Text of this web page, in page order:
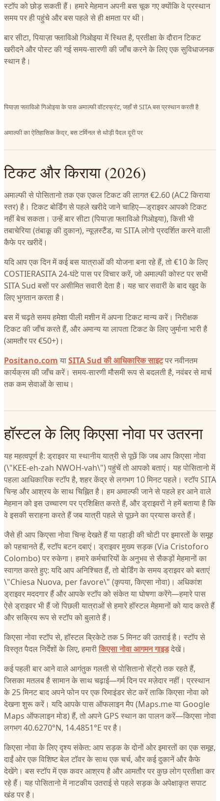
स्टॉप को छोड़ सकती हैं। हमारे मेहमान अपनी बस चूक गए क्योंकि वे प्रस्थान
समय पर ही पहुंचे और बस पहले से ही क्षमता पर थी।
बार सीटा, पियाज़ा फ्लाविओ गिओइया में स्थित है, प्रतीक्षा के दौरान टिकट
खरीदने और पोस्ट की गई समय-सारणी की जाँच करने के लिए एक सुविधाजनक
स्थान है।
पियाज़ा फ्लाविओ गिओइया के पास अमाल्फी वॉटरफ्रंट, जहाँ से SITA बस प्रस्थान करती है
अमाल्फी का ऐतिहासिक केंद्र, बस टर्मिनल से थोड़ी पैदल दूरी पर
टिकट और किराया (2026)
अमाल्फी से पोसितानो तक एक एकल टिकट की लागत €2.60 (AC2 किराया
स्तर) है। टिकट बोर्डिंग से पहले खरीदे जाने चाहिए—ड्राइवर आपको टिकट
नहीं बेच सकता। उन्हें बार सीटा (पियाज़ा फ्लाविओ गिओइया), किसी भी
तबाचेरिया (तंबाकू की दुकान), न्यूज़स्टैंड, या SITA लोगो प्रदर्शित करने वाली
कैफे पर खरीदें।
यदि आप एक दिन में कई बस यात्राओं की योजना बना रहे हैं, तो €10 के लिए
COSTIERASITA 24-घंटे पास पर विचार करें, जो अमाल्फी कोस्ट पर सभी
SITA Sud बसों पर असीमित सवारी देता है। यह चार सवारी के बाद खुद के
लिए भुगतान करता है।
बस में चढ़ते समय हमेशा पीली मशीन में अपना टिकट मान्य करें। निरीक्षक
टिकट की जाँच करते हैं, और अमान्य या लापता टिकट के लिए जुर्माना भारी है
(आमतौर पर €50+)।
Positano.com याSITA Sud की आधिकारिक साइटपर नवीनतम
कार्यक्रम की जाँच करें। समय-सारणी मौसमी रूप से बदलती है, नवंबर से मार्च
तक कम सेवाओं के साथ।
हॉस्टल के लिए किएसा नोवा पर उतरना
यह महत्वपूर्ण है: ड्राइवर या स्थानीय यात्री से पूछें कि जब आप किएसा नोवा
(\"KEE-eh-zah NWOH-vah\") पहुंचें तो आपको बताएं। यह पोसितानो में
पहला आधिकारिक स्टॉप है, शहर केंद्र से लगभग 10 मिनट पहले। स्टॉप SITA
चिन्ह और आश्रय के साथ चिह्नित है। हम अमाल्फी जाने से पहले हर आने वाले
मेहमान को इस उच्चारण पर प्रशिक्षित करते हैं, और ड्राइवरों ने हमें बताया है कि
वे इसकी सराहना करते हैं जब यात्री पहले से पूछने का प्रयास करते हैं।
जैसे ही आप किएसा नोवा चिन्ह देखते हैं या पहाड़ी की चोटी पर इमारतों के समूह
को पहचानते हैं, स्टॉप बटन दबाएं। ड्राइवर मुख्य सड़क (Via Cristoforo
Colombo) पर रुकेगा। हमारे कर्मचारियों के अनुभव से सैकड़ों मेहमानों का
स्वागत करते हुए: यदि आप अनिश्चित हैं, तो बोर्डिंग के समय ड्राइवर को बताएं
\"Chiesa Nuova, per favore\" (कृपया, किएसा नोवा)। अधिकांश
ड्राइवर मददगार हैं और आपके स्टॉप को संकेत या घोषणा करेंगे—हमारे पास
ऐसे ड्राइवर भी हैं जो पिछली यात्राओं से हमारे हॉस्टल मेहमानों को याद करते हैं
और सक्रिय रूप से स्टॉप को बुलाते हैं।
किएसा नोवा स्टॉप से, हॉस्टल ब्रिकेटे तक 5 मिनट की उतराई है। स्टॉप से
विस्तृत पैदल निर्देशों के लिए, हमारीकिएसा नोवा आगमन गाइडदेखें।
कई पहली बार आने वाले आगंतुक गलती से पोसितानो सेंट्रो तक रहते हैं,
जिसका मतलब है सामान के साथ चढ़ाई—गर्म दिन पर मज़ेदार नहीं। प्रस्थान
के 25 मिनट बाद अपने फोन पर एक रिमाइंडर सेट करें ताकि किएसा नोवा को
देखना शुरू करें। यदि आपके पास ऑफलाइन मैप (Maps.me या Google
Maps ऑफलाइन मोड) हैं, तो अपने GPS स्थान का पालन करें—किएसा नोवा
लगभग 40.6270°N, 14.4851°E पर है।
किएसा नोवा के लिए दृश्य संकेत: आप सड़क के दोनों ओर इमारतों का एक समूह,
दाईं ओर एक विशिष्ट बेल टॉवर के साथ एक चर्च, और कई दुकानें और कैफे
देखेंगे। बस स्टॉप में एक कवर आश्रय है और आमतौर पर कुछ लोग प्रतीक्षा कर
रहे हैं। यह पोसितानो में नाटकीय उतराई से पहले सड़क के अपेक्षाकृत सपाट
खंड पर है।